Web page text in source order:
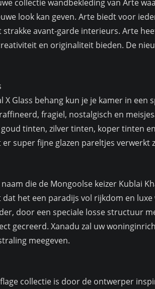
collectie wandbekleding van Arte
look kan geven. Arte biedt voor
avant-garde interieurs. Arte
en originaliteit bieden. De
X Glass behang kun je je kamer in
fragiel, nostalgisch en
tinten, zilver tinten, koper tinten
er super fijne glazen pareltjes verwerkt
die de Mongoolse keizer Kublai
dat het een paradijs vol rijkdom en
door een speciale losse structuur
gecreerd. Xanadu zal uw
meegeven.
collectie is door de ontwerper